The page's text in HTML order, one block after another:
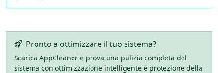
Pronto a ottimizzare il tuo sistema?
Scarica AppCleaner e prova una pulizia completa del
sistema con ottimizzazione intelligente e protezione della